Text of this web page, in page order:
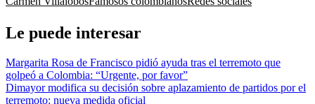
Le puede interesar
Margarita Rosa de Francisco pidió ayuda tras el terremoto que
golpeó a Colombia: “Urgente, por favor”
Dimayor modifica su decisión sobre aplazamiento de partidos por el
terremoto: nueva medida oficial